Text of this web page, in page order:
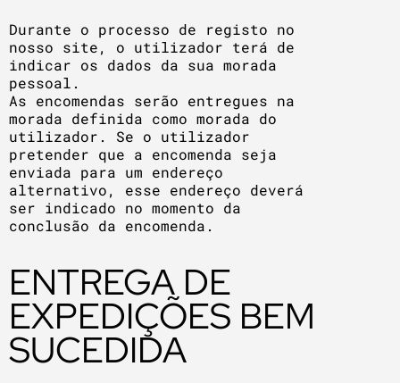
Durante o processo de registo no
nosso site, o utilizador terá de
indicar os dados da sua morada
pessoal.
As encomendas serão entregues na
morada definida como morada do
utilizador. Se o utilizador
pretender que a encomenda seja
enviada para um endereço
alternativo, esse endereço deverá
ser indicado no momento da
conclusão da encomenda.
ENTREGA DE
EXPEDIÇÕES BEM
SUCEDIDA